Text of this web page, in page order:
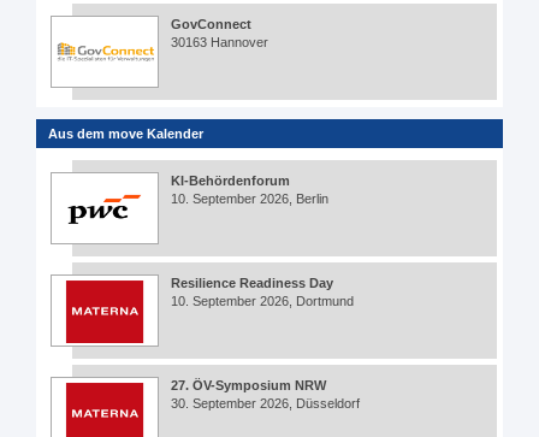
GovConnect
30163 Hannover
Aus dem move Kalender
KI-Behördenforum
10. September 2026, Berlin
Resilience Readiness Day
10. September 2026, Dortmund
27. ÖV-Symposium NRW
30. September 2026, Düsseldorf